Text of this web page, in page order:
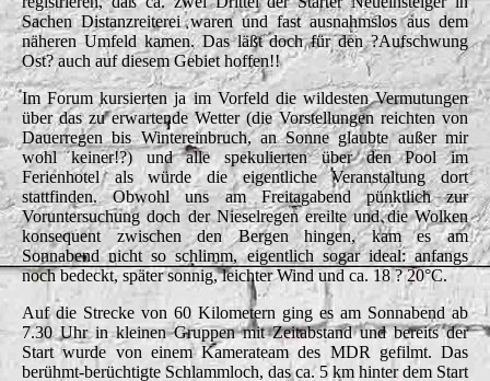
Sachen Distanzreiterei waren und fast ausnahmslos aus dem
näheren Umfeld kamen. Das läßt doch für den ?Aufschwung
Ost? auch auf diesem Gebiet hoffen!!
Im Forum kursierten ja im Vorfeld die wildesten Vermutungen
über das zu erwartende Wetter (die Vorstellungen reichten von
Dauerregen bis Wintereinbruch, an Sonne glaubte außer mir
wohl keiner!?) und alle spekulierten über den Pool im
Ferienhotel als würde die eigentliche Veranstaltung dort
stattfinden. Obwohl uns am Freitagabend pünktlich zur
Voruntersuchung doch der Nieselregen ereilte und die Wolken
konsequent zwischen den Bergen hingen, kam es am
Sonnabend nicht so schlimm, eigentlich sogar ideal: anfangs
noch bedeckt, später sonnig, leichter Wind und ca. 18 ? 20°C.
Auf die Strecke von 60 Kilometern ging es am Sonnabend ab
7.30 Uhr in kleinen Gruppen mit Zeitabstand und bereits der
Start wurde von einem Kamerateam des MDR gefilmt. Das
berühmt-berüchtigte Schlammloch, das ca. 5 km hinter dem Start